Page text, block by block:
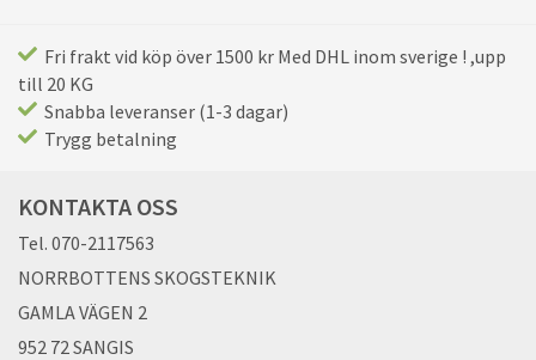
Fri frakt vid köp över 1500 kr Med DHL inom sverige ! ,upp
till 20 KG
Snabba leveranser (1-3 dagar)
Trygg betalning
KONTAKTA OSS
Tel. 070-2117563
NORRBOTTENS SKOGSTEKNIK
GAMLA VÄGEN 2
952 72 SANGIS